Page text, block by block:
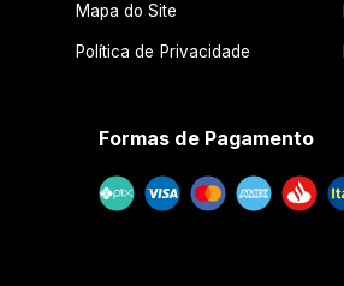
Mapa do Site
Política de Privacidade
Formas de Pagamento